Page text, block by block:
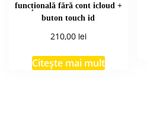
funcțională fără cont icloud +
buton touch id
210,00 lei
Citește mai mult